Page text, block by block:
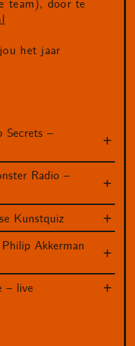
team), door te
het jaar
Secrets –
Radio –
Kunstquiz
Akkerman
– live